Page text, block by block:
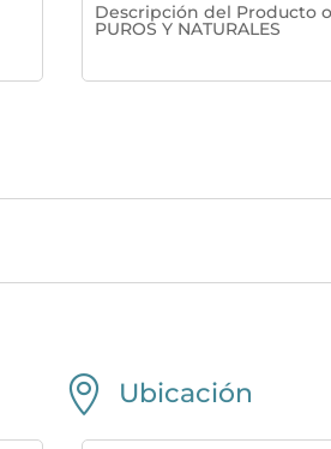
Descripción del Producto
PUROS Y NATURALES
 Ubicación